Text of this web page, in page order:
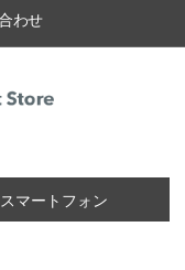
わせ
スマートフォン